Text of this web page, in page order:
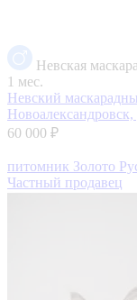
Невская
1 мес.
Невский
Новоалександровск,
60 000 ₽
питомник Золото
Частный продавец